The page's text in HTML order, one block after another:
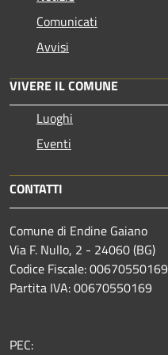
Comunicati
Avvisi
VIVERE IL COMUNE
Luoghi
Eventi
CONTATTI
Comune di Endine Gaiano
Via F. Nullo, 2 - 24060 (BG)
Codice Fiscale: 00670550169
Partita IVA: 00670550169
PEC: